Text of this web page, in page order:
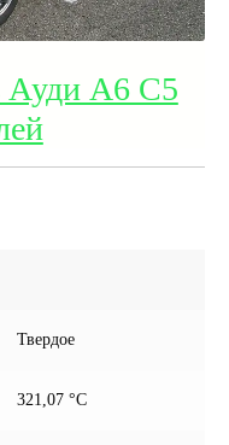
Ауди А6 С5
Твердое
321,07 °С